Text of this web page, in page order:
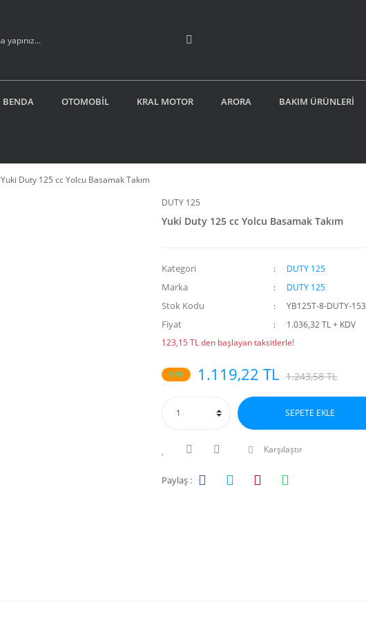
BENDA OTOMOBİL KRAL MOTOR ARORA BAKIM ÜRÜNLERİ
Yuki Duty 125 cc Yolcu Basamak Takım
DUTY 125
Yuki Duty 125 cc Yolcu Basamak Takım
Kategori DUTY 125
Marka DUTY 125
Stok Kodu YB125T-8-DUTY-153
Fiyat
1.036,32 TL + KDV
123,15 TL den başlayan taksitlerle!
%10 1.119,22 TL 1.243,58 TL
SEPETE EKLE
Karşılaştır
Paylaş :